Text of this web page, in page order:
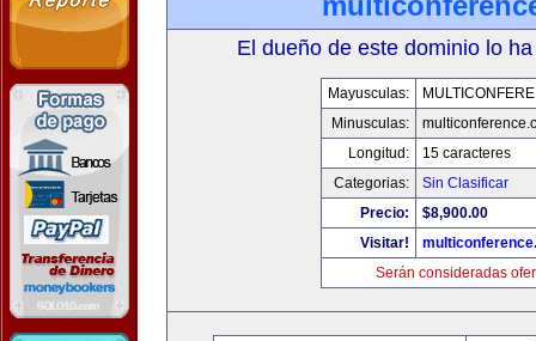
El dueño de este dominio lo
Mayusculas:
Minusculas:
Longitud:
15 caracteres
Categorias:
Sin Clasificar
Precio:
$8,900.00
Visitar!
Serán consideradas